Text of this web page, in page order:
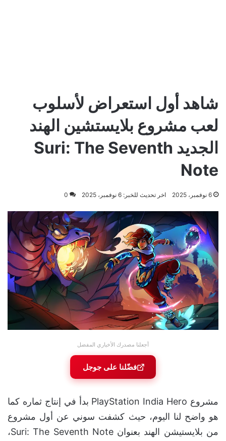
شاهد أول استعراض لأسلوب
لعب مشروع بلايستشين الهند
الجديد Suri: The Seventh
Note
6 نوفمبر، 2025 اخر تحديث للخبر: 6 نوفمبر، 2025 0
أجعلنا مصدرك الأخباري المفضل
فضّلنا على جوجل
مشروع PlayStation India Hero بدأ في إنتاج ثماره كما
هو واضح لنا اليوم، حيث كشفت سوني عن أول مشروع
من بلايستيشن الهند بعنوان Suri: The Seventh Note،